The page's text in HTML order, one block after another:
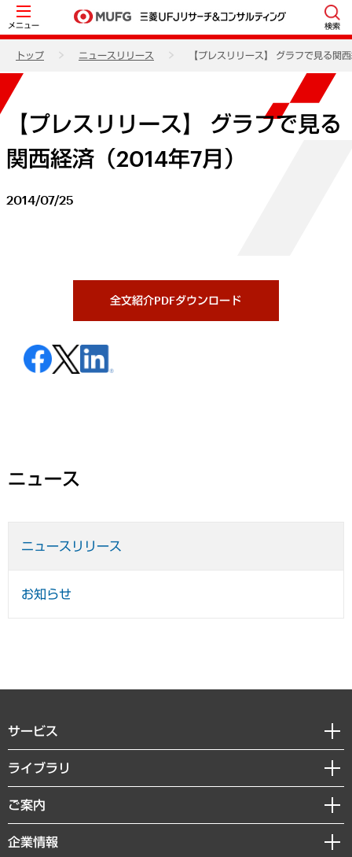
メニュー 検索
トップ ニュースリリース 【プレスリリース】 グラフで見る関
【プレスリリース】 グラフで見る
関西経済（2014年7月）
2014/07/25
全文紹介PDFダウンロード
ニュース
ニュースリリース
お知らせ
サービス
経営戦略
組織・人事戦略
デジタルイノベーション
ライブラリ
経済調査
レポート
コラム
ご案内
セミナー・イベント情報
企業情報